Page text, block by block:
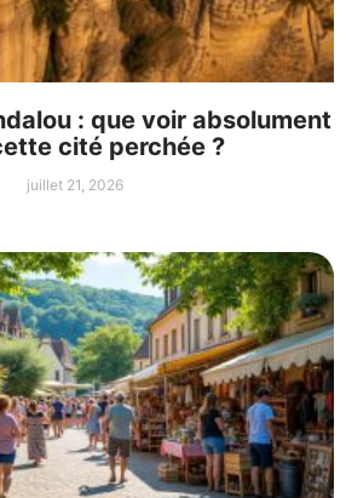
: que voir absolument
cité perchée ?
juillet 21, 2026